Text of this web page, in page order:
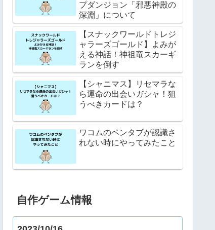
プダンジョン「邪悪神殿の
深淵」について
【スナックワールドトレジ
ャラーズゴールド】よみが
える神話！神祖竜スカーギ
ランを倒す
【シャニマス】リセマラな
ら運命の出会いガシャ！狙
うべきカードは？
ワコムのペンタブが認識さ
れない時にやってみたこと
自作ゲーム情報